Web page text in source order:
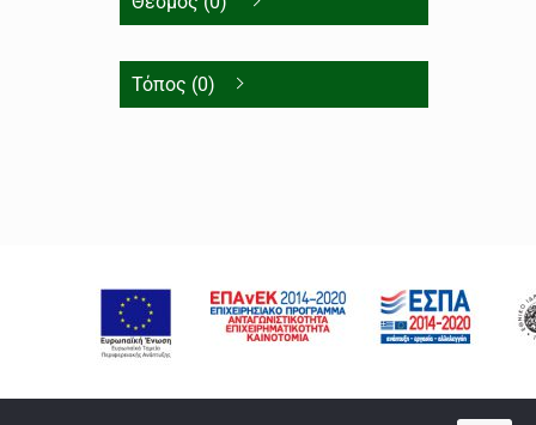
Τόπος (0)